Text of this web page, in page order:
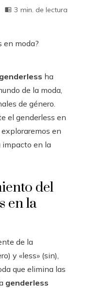
3 min. de lectura
genderless ha
de la moda,
de género.
el genderless en
en
impacto en la
del
en la
de la
y «less» (sin),
que elimina las
genderless